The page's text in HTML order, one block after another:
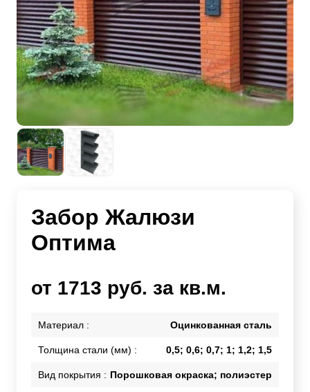
Забор Жалюзи
Оптима
от 1713 руб. за кв.м.
Материал : Оцинкованная сталь
Толщина стали (мм) : 0,5; 0,6; 0,7; 1; 1,2; 1,5
Вид покрытия : Порошковая окраска; полиэстер